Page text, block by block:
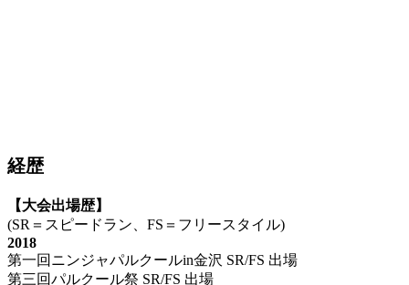
経歴
【大会出場歴】
(SR＝スピードラン、FS＝フリースタイル)
2018
第一回ニンジャパルクールin金沢 SR/FS 出場
第三回パルクール祭 SR/FS 出場